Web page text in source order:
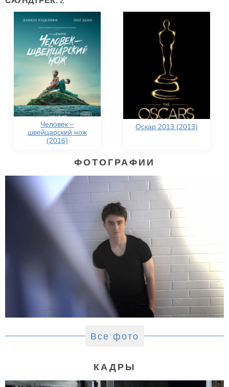
Человек –
швейцарский нож
(2016)
Оскар 2013 (2013)
ФОТОГРАФИИ
Все фото
КАДРЫ